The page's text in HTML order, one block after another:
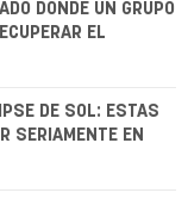
DONDE UN GRUPO
EL
DE SOL: ESTAS
SERIAMENTE EN